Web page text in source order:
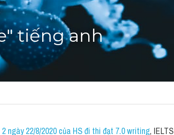
tiếng anh
ngày 22/8/2020 của HS đi thi đạt 7.0 writing,